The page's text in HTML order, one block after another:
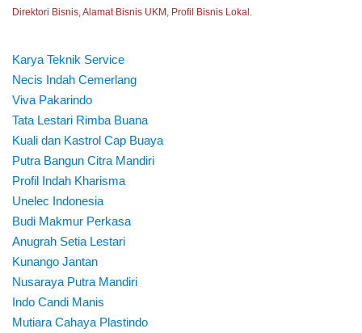
Direktori Bisnis, Alamat Bisnis UKM, Profil Bisnis Lokal.
Karya Teknik Service
Necis Indah Cemerlang
Viva Pakarindo
Tata Lestari Rimba Buana
Kuali dan Kastrol Cap Buaya
Putra Bangun Citra Mandiri
Profil Indah Kharisma
Unelec Indonesia
Budi Makmur Perkasa
Anugrah Setia Lestari
Kunango Jantan
Nusaraya Putra Mandiri
Indo Candi Manis
Mutiara Cahaya Plastindo